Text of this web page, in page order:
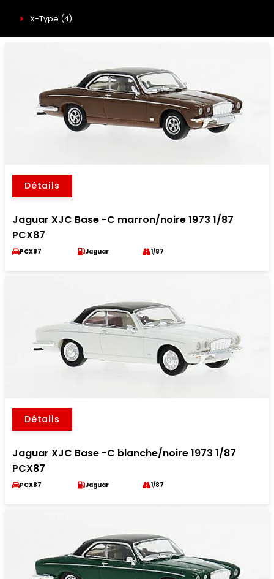
X-Type (4)
Détails
Jaguar XJC Base -C marron/noire 1973 1/87
PCX87
PCX87 Jaguar 1/87
Détails
Jaguar XJC Base -C blanche/noire 1973 1/87
PCX87
PCX87 Jaguar 1/87